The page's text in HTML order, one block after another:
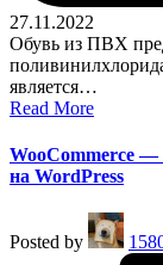
27.11.2022
Обувь из ПВХ
является…
Read More
WooCommerce —
на WordPress
Posted by